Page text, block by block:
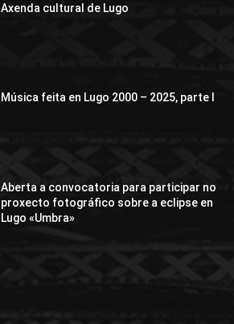
Axenda cultural de Lugo
Música feita en Lugo 2000 – 2025, parte I
Aberta a convocatoria para participar no
proxecto fotográfico sobre a eclipse en
Lugo «Umbra»